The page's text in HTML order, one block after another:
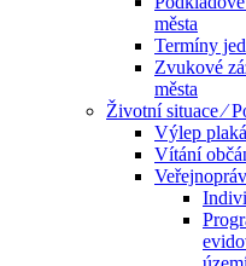
města
Termíny
Zvukové
města
Životní situace ⁄
Výlep
Vítání